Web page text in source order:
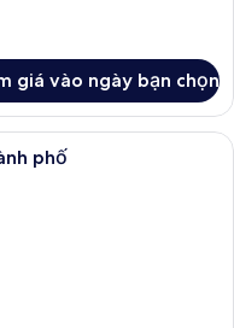
giá vào ngày bạn chọn
giường kháng dị ứng,
phố